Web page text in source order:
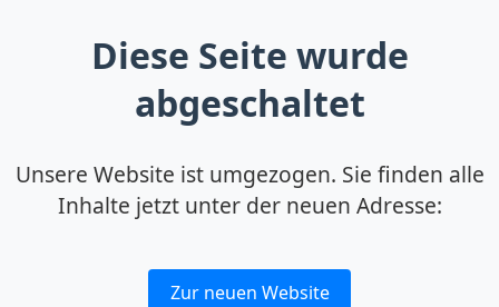
Diese Seite wurde
abgeschaltet
Unsere Website ist umgezogen. Sie finden alle
Inhalte jetzt unter der neuen Adresse:
Zur neuen Website